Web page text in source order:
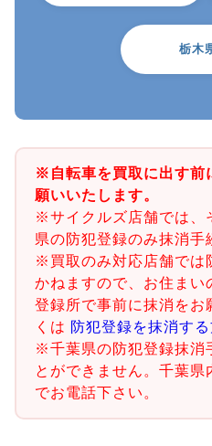
栃木
※自転車を買取に出す前
願いいたします。
※サイクルズ店舗では、
県の防犯登録のみ抹消手
※買取のみ対応店舗では
かねますので、お住まい
登録所で事前に抹消をお
くは 防犯登録を抹消す
※千葉県の防犯登録抹消
とができません。千葉県
でお電話下さい。